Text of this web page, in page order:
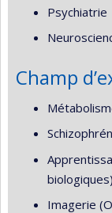
Psychiatrie
Champ
biologiques)
Imagerie